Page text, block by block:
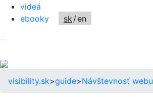
videá
ebooky
sk/en
visibility.sk>guide>Návštevnosť webu